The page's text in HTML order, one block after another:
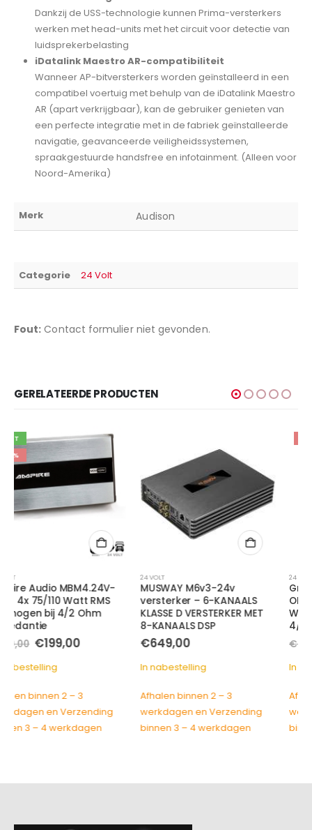
Dankzij de USS-technologie kunnen Prima-versterkers
werken met head-units met het circuit voor detectie van
luidsprekerbelasting
iDatalink Maestro AR-compatibiliteit
Wanneer AP-bitversterkers worden geïnstalleerd in een
compatibel voertuig met behulp van de iDatalink Maestro
AR (apart verkrijgbaar), kan de gebruiker genieten van
een perfecte integratie met in de fabriek geïnstalleerde
navigatie, geavanceerde veiligheidssystemen,
spraakgestuurde handsfree en infotainment. (Alleen voor
Noord-Amerika)
Merk Audison
Categorie 24 Volt
Fout: Contact formulier niet gevonden.
GERELATEERDE PRODUCTEN
24 VOLT
MUSWAY M6v3-24v
versterker – 6-KANAALS
KLASSE D VERSTERKER MET
8-KANAALS DSP
€649,00
In nabestelling
Afhalen binnen 2 – 3
werkdagen en Verzending
binnen 3 – 4 werkdagen
24 VOLT
Ground Zero GZHA MINI
ONE-K 24V – 340/600/1000
Watt RMS vermogen bij
4/2/1 Ohm impedantie
€379,00 Oorspronkelijke
Huidige
€319,00.
In nabestelling
Afhalen binnen 2 – 3
werkdagen en Verzending
binnen 3 – 4 werkdagen